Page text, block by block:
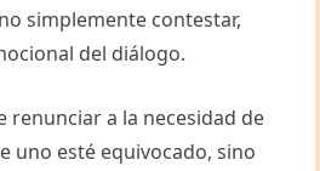
simplemente contestar,
del diálogo.
renunciar a la necesidad de
uno esté equivocado, sino